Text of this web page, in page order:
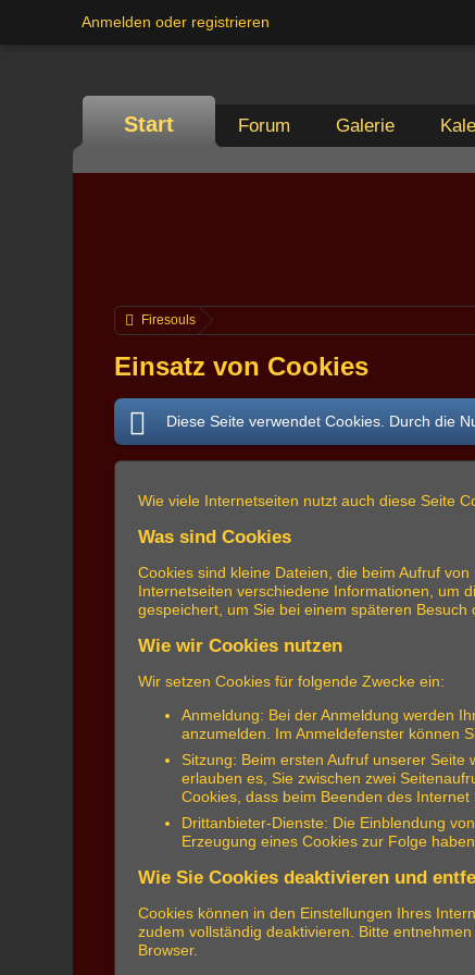
Anmelden oder registrieren
Start Forum Galerie
Firesouls
Einsatz von Cookies
Diese Seite verwendet Cookies. Durch die
Wie viele Internetseiten nutzt auch diese Seite
Was sind Cookies
Cookies sind kleine Dateien, die beim Aufruf
Internetseiten verschiedene Informationen, um
gespeichert, um Sie bei einem späteren
Wie wir Cookies nutzen
Wir setzen Cookies für folgende Zwecke ein:
Anmeldung: Bei der Anmeldung werden
anzumelden. Im Anmeldefenster können
Sitzung: Beim ersten Aufruf unserer
erlauben es, Sie zwischen zwei
Cookies, dass beim Beenden des
Drittanbieter-Dienste: Die Einblendung
Erzeugung eines Cookies zur Folge
Wie Sie Cookies deaktivieren und
Cookies können in den Einstellungen Ihres
zudem vollständig deaktivieren. Bitte
Browser.